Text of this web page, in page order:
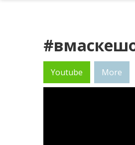
Youtube More